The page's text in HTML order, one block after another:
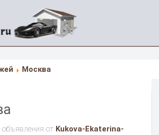
Москва
от Kukova-Ekaterina-